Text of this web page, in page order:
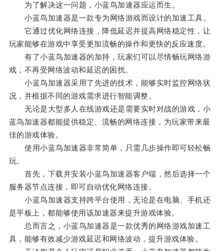
为了解决这一问题，小蓝鸟加速器应运而生。
小蓝鸟加速器是一款专为网络游戏而设计的加速工具。
它通过优化网络连接，降低延迟并提高网络稳定性，让
玩家能够在游戏中享受更加流畅的操作和更快的反应速度。
有了小蓝鸟加速器的加持，玩家们可以尽情畅玩网络游
戏，不再受网络波动和延迟的困扰。
小蓝鸟加速器采用了先进的技术，能够实时监控网络状
况，并根据不同的游戏需求进行智能调整。
无论是大型多人在线游戏还是需要实时对战的游戏，小
蓝鸟加速器都能提供稳定、流畅的网络连接，为玩家带来最
佳的游戏体验。
使用小蓝鸟加速器非常简单，只需几步操作即可轻松畅
玩。
首先，下载并安装小蓝鸟加速器客户端，然后选择一个
服务器节点连接，即可自动优化网络连接。
小蓝鸟加速器支持跨平台使用，无论是在电脑、手机还
是平板上，都能够使用该加速器来提升游戏体验。
总而言之，小蓝鸟加速器是一款优秀的网络游戏加速工
具，能够有效减少游戏延迟和网络波动，提升游戏体验。